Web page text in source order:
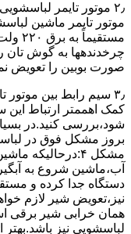
۲٫ ﻣﻮﺗﻮر ﺗﺎﯾﻤﺮ
ﻣﻮﺗﻮر ﺗﺎﯾﻤﺮ ماشین
چرخدندهها به گوش تان
ﺻﻮرت ﺑﻮﺑﯿﻦ را ﺗﻌﻮﯾﺾ
۳٫ ﺳﯿﻢ راﺑﻂ ﺑﯿﻦ
کمک اهممتر ارﺗﺒﺎط اﯾﻦ
ﺷﻮد،بررسی ﮐﻨﯿﺪ.در
ﺑﺮوز مشکل ﻓﻮق در
مشکل
آب،ﻣﺎﺷﯿﻦ ﺷﺮوع ﺑﻪ
دستگاه جدا کرده و
نیز،تعویض شیر لازم
همان خرابی شیر برقی
لباسشویی نیز